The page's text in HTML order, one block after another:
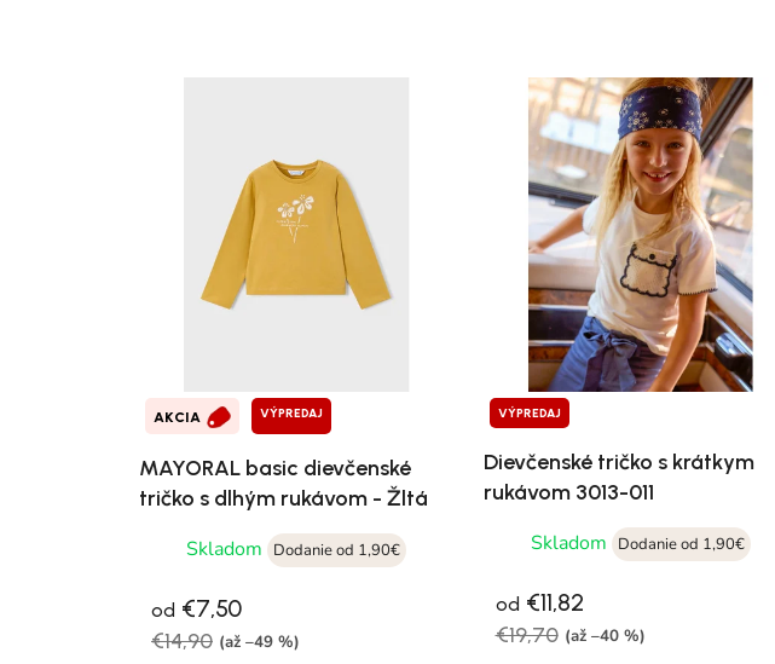
AKCIA VÝPREDAJ
MAYORAL basic dievčenské
tričko s dlhým rukávom - Žltá
Skladom Dodanie od 1,90€
od €7,50
€14,90 (až –49 %)
VÝPREDAJ
Dievčenské tričko s krátkym
rukávom 3013-011
Skladom
Dodanie od 1,90€
od €11,82
€19,70 (až –40 %)